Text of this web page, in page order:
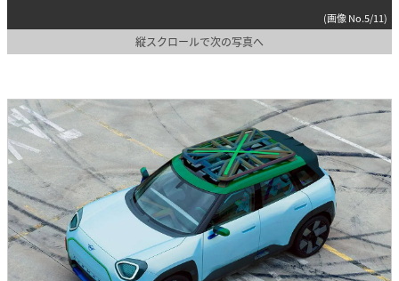
(画像 No.5/11)
縦スクロールで次の写真へ